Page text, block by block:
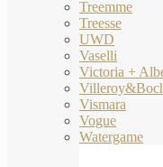
Treemme
Treesse
UWD
Vaselli
Victoria +
Vismara
Vogue
Watergame